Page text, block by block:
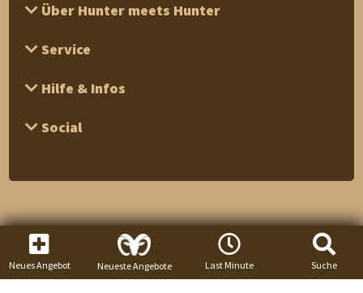
Über Hunter meets Hunter
Service
Hilfe & Infos
Social
Neues Angebot Neueste Angebote Last Minute Suche